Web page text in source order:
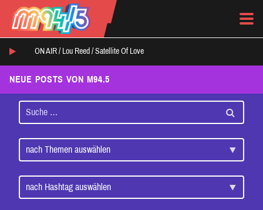
ON AIR / Lou Reed / Satellite Of Love
NEUE POSTS VON M94.5